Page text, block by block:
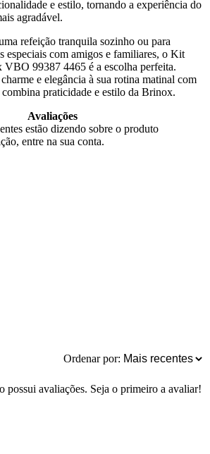
e estilo, tornando a experiência do
agradável.
refeição tranquila sozinho ou para
especiais com amigos e familiares, o Kit
99387 4465 é a escolha perfeita.
e elegância à sua rotina matinal com
combina praticidade e estilo da Brinox.
Avaliações
estão dizendo sobre o produto
entre na sua conta.
Ordenar por:
possui avaliações. Seja o primeiro a avaliar!